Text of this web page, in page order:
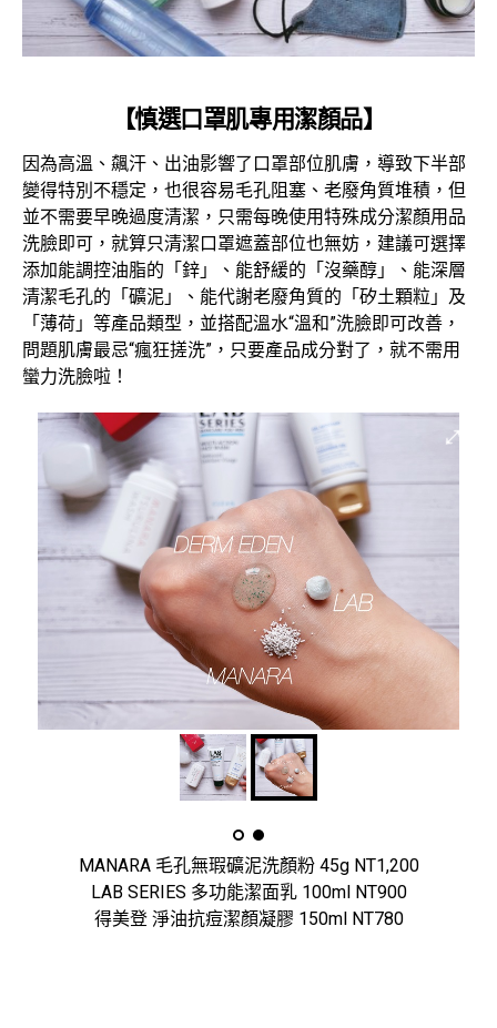
【慎選口罩肌專用潔顏品】
因為高溫、飆汗、出油影響了口罩部位肌膚，導致下半部
變得特別不穩定，也很容易毛孔阻塞、老廢角質堆積，但
並不需要早晚過度清潔，只需每晚使用特殊成分潔顏用品
洗臉即可，就算只清潔口罩遮蓋部位也無妨，建議可選擇
添加能調控油脂的「鋅」、能舒緩的「沒藥醇」、能深層
清潔毛孔的「礦泥」、能代謝老廢角質的「矽土顆粒」及
「薄荷」等產品類型，並搭配溫水“溫和”洗臉即可改善，
問題肌膚最忌“瘋狂搓洗”，只要產品成分對了，就不需用
蠻力洗臉啦！
MANARA 毛孔無瑕礦泥洗顏粉 45g NT1,200
LAB SERIES 多功能潔面乳 100ml NT900
得美登 淨油抗痘潔顏凝膠 150ml NT780